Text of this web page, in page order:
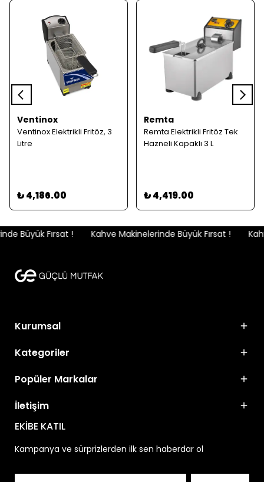
Ventinox
Ventinox Elektrikli Fritöz, 3
Litre
₺ 4,186.00
Remta
Remta Elektrikli Fritöz Tek
Hazneli Kapaklı 3 L
₺ 4,419.00
Büyük Fırsat ! Kahve Makinelerinde Büyük Fırsat !
Kurumsal
Kategoriler
Popüler Markalar
İletişim
EKİBE KATIL
Kampanya ve sürprizlerden ilk sen haberdar ol